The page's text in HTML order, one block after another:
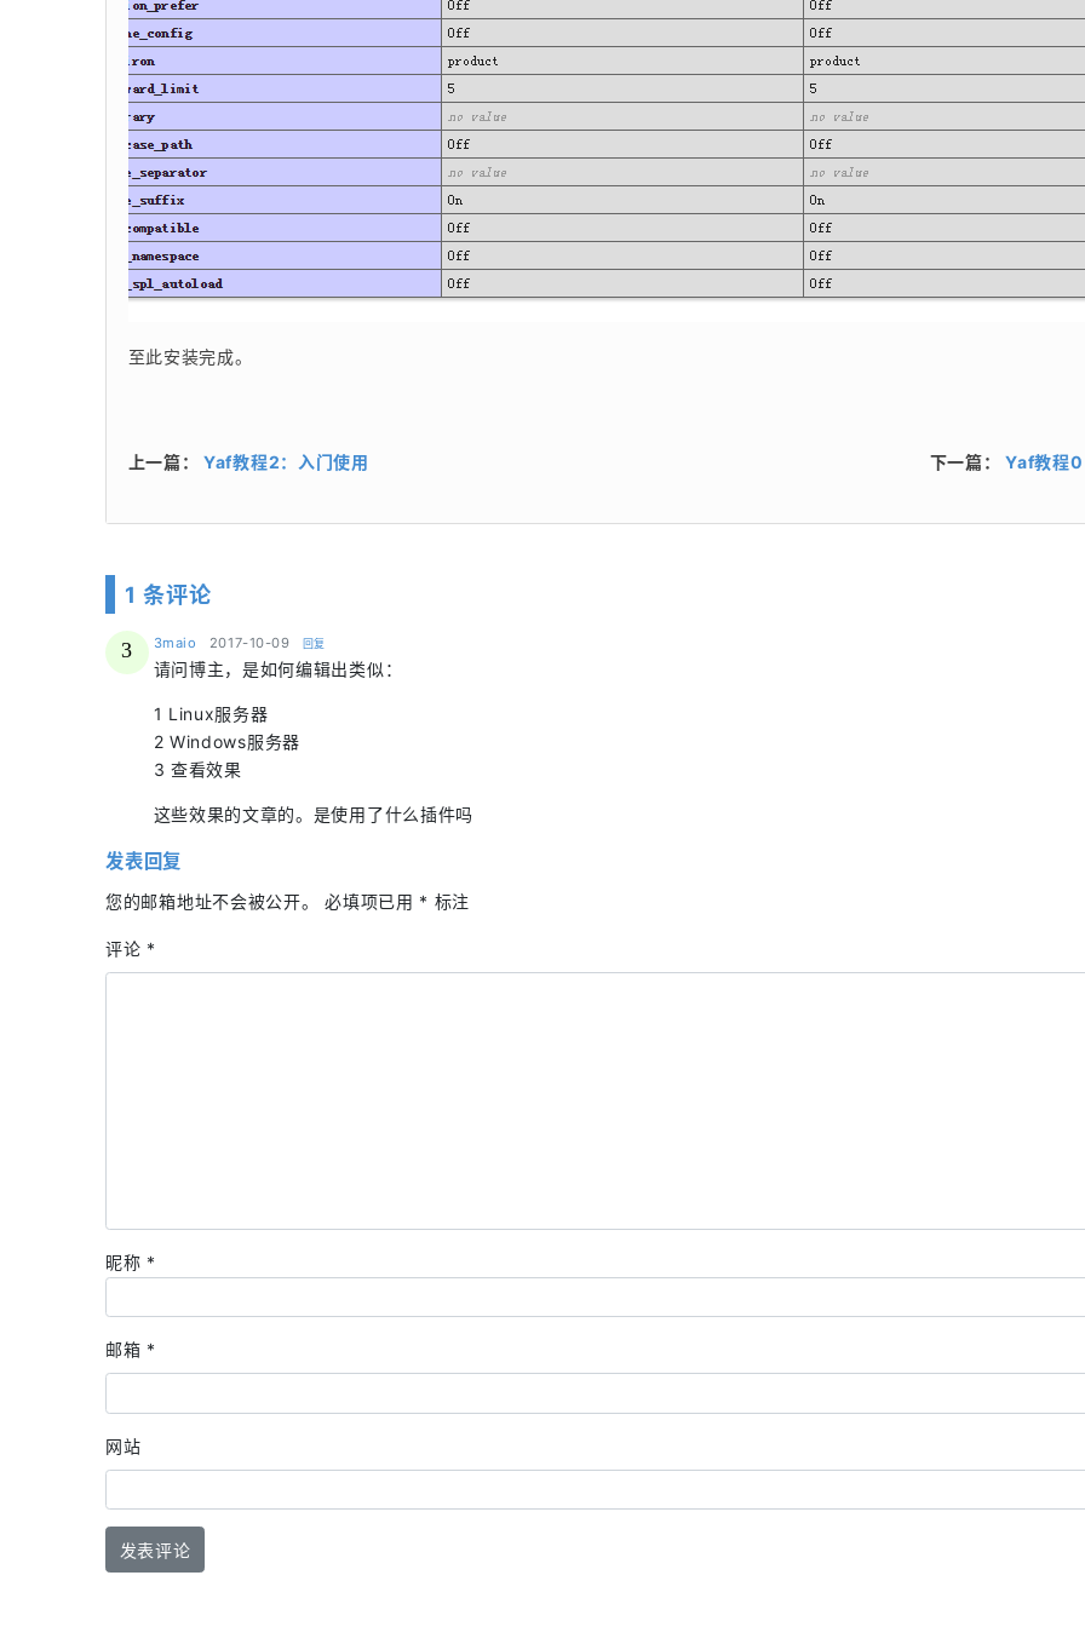
至此安装完成。
上一篇： Yaf教程2：入门使用 下一篇：Yaf教程
1 条评论
3 3maio says:
2017-10-09 回复
请问博主，是如何编辑出类似：
1 Linux服务器
2 Windows服务器
3 查看效果
这些效果的文章的。是使用了什么插件吗
发表回复
您的邮箱地址不会被公开。 必填项已用 * 标注
评论 *
昵称 *
邮箱 *
网站